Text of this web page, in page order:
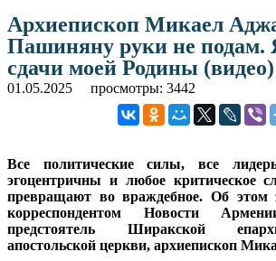
Архиепископ Микаел
Пашиняну руки не подам.
сдачи моей Родины (видео)
01.05.2025 просмотры: 3442
Все политические силы, все
эгоцентричны и любое критическое
превращают во враждебное. Об этом
корреспондентом Новости
предстоятель Ширакской
апостольской церкви, архиепископ